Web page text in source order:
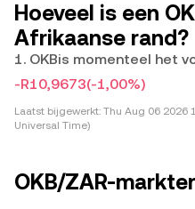
Hoeveel is een
Afrikaanse rand?
1. OKBis momenteel het
-R10,9673(-1,00%)
Laatst bijgewerkt: Thu Aug 06 2026
Universal Time)
OKB/ZAR-